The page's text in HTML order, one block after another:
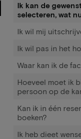
Ik kan de
selecteren, wat
Ik wil mij
Ik wil pas in het
Waar kan ik de
Hoeveel moet ik
persoon op de
Kan ik in één
boeken?
Ik heb dieet